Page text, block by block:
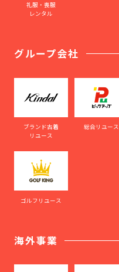
礼服・喪服
レンタル
グループ会社
ブランド古着
リユース
総合リユース
ゴルフリユース
海外事業